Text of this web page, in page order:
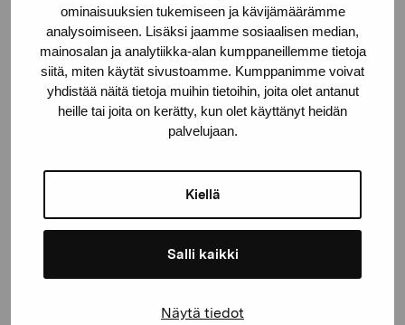
ominaisuuksien tukemiseen ja kävijämäärämme
analysoimiseen. Lisäksi jaamme sosiaalisen median,
mainosalan ja analytiikka-alan kumppaneillemme tietoja
siitä, miten käytät sivustoamme. Kumppanimme voivat
yhdistää näitä tietoja muihin tietoihin, joita olet antanut
heille tai joita on kerätty, kun olet käyttänyt heidän
palvelujaan.
Kiellä
Salli kaikki
Näytä tiedot
Stiftelsen Pro Artibus
Gustav Wasas gata 11
10600 Ekenäs
proartibus@proartibus.fi
Kontakta oss